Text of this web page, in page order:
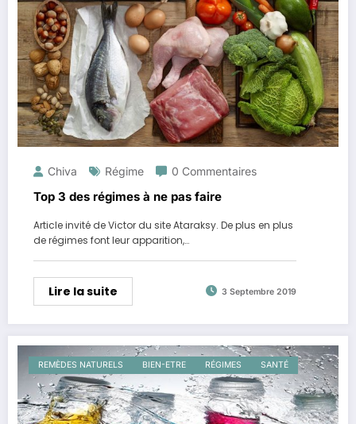
Chiva Régime 0 Commentaires
Top 3 des régimes à ne pas faire
Article invité de Victor du site Ataraksy. De plus en plus
de régimes font leur apparition,…
Lire la suite 3 Septembre 2019
REMÈDES NATURELS BIEN-ETRE RÉGIMES SANTÉ